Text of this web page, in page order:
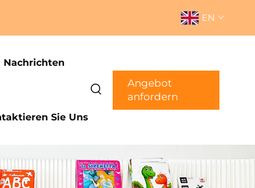
EN
Nachrichten
Sie Uns
Angebot
anfordern